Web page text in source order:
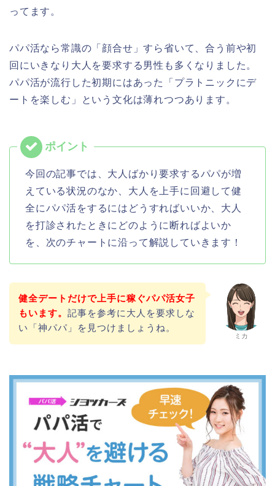
ってます。
パパ活なら常識の「顔合せ」すら省いて、合う前や初
回にいきなり大人を要求する男性も多くなりました。
パパ活が流行した初期にはあった「プラトニックにデ
ートを楽しむ」という文化は薄れつつあります。
今回の記事では、大人ばかり要求するパパが増
えている状況のなか、大人を上手に回避して健
全にパパ活をするにはどうすればいいか、大人
を打診されたときにどのように断ればよいか
を、次のチャートに沿って解説していきます！
ミカ
健全デートだけで上手に稼ぐパパ活女子
もいます。 記事を参考に大人を要求しな
い「神パパ」を見つけましょうね。